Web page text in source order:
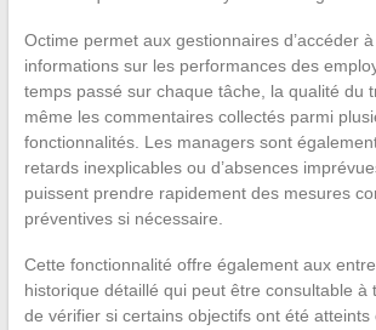
Octime permet aux gestionnaires d’accéder
informations sur les performances des
temps passé sur chaque tâche, la qualité du
même les commentaires collectés parmi
fonctionnalités. Les managers sont
retards inexplicables ou d’absences
puissent prendre rapidement des mesures
préventives si nécessaire.
Cette fonctionnalité offre également aux
historique détaillé qui peut être consultable à
de vérifier si certains objectifs ont été atteints